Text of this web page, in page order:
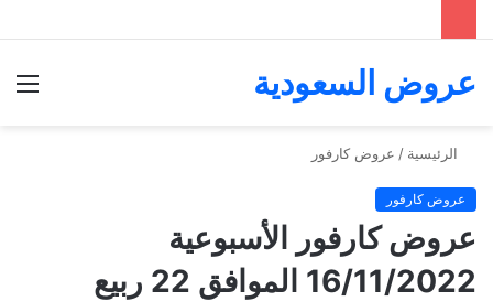
عروض السعودية
الرئيسية / عروض كارفور
عروض كارفور
عروض كارفور الأسبوعية
16/11/2022 الموافق 22 ربيع